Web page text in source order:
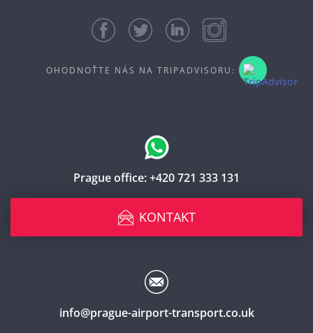
OHODNOŤTE NÁS NA TRIPADVISORU:
Prague office:+420 721 333 131
KONTAKT
info@prague-airport-transport.co.uk